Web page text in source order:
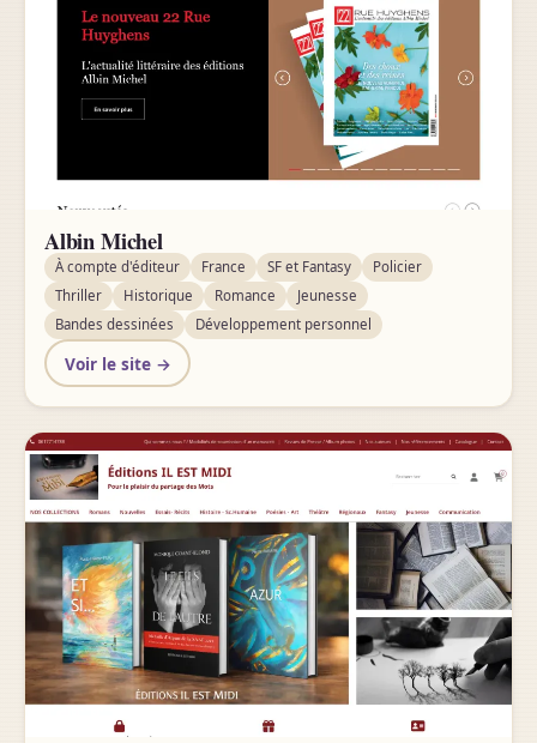
Albin Michel
À compte d'éditeur France SF et Fantasy
Policier
Thriller
Historique Romance
Jeunesse
Bandes dessinées
Développement personnel
Voir le site →